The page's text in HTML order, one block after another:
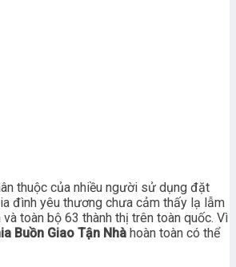
thuộc của nhiều người sử dụng đặt
đình yêu thương chưa cảm thấy lạ lẫm
toàn bộ 63 thành thị trên toàn quốc. Vì
Buồn Giao Tận Nhà hoàn toàn có thể